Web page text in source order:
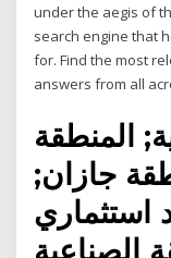
under the aegis of
search engine that
for. Find the most
answers from all
المنطقة
جازان;
استثماري